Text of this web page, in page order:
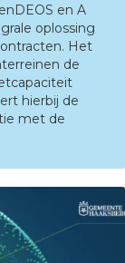
en A
oplossing
Het
de
hierbij de
met de